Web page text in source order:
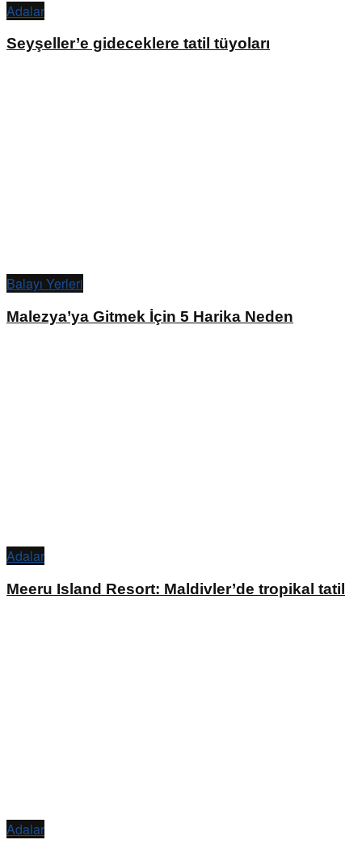
Adalar
Seyşeller’e gideceklere tatil tüyoları
Balayı Yerleri
Malezya’ya Gitmek İçin 5 Harika Neden
Adalar
Meeru Island Resort: Maldivler’de tropikal tatil
Adalar